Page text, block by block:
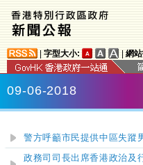
字型大小: 網
09-06-2018
警方呼籲市民提供中區失蹤
政務司司長出席香港政治及